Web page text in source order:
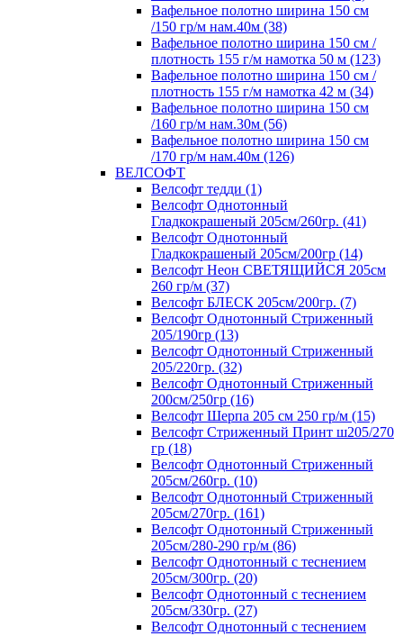
Вафельное полотно ширина 150 см
/150 гр/м нам.40м (38)
Вафельное полотно ширина 150 см /
плотность 155 г/м намотка 50 м (123)
Вафельное полотно ширина 150 см /
плотность 155 г/м намотка 42 м (34)
Вафельное полотно ширина 150 см
/160 гр/м нам.30м (56)
Вафельное полотно ширина 150 см
/170 гр/м нам.40м (126)
ВЕЛСОФТ
Велсофт тедди (1)
Велсофт Однотонный
Гладкокрашеный 205см/260гр. (41)
Велсофт Однотонный
Гладкокрашеный 205см/200гр (14)
Велсофт Неон СВЕТЯЩИЙСЯ 205см
260 гр/м (37)
Велсофт БЛЕСК 205см/200гр. (7)
Велсофт Однотонный Стриженный
205/190гр (13)
Велсофт Однотонный Стриженный
205/220гр. (32)
Велсофт Однотонный Стриженный
200см/250гр (16)
Велсофт Шерпа 205 см 250 гр/м (15)
Велсофт Стриженный Принт ш205/270
гр (18)
Велсофт Однотонный Стриженный
205см/260гр. (10)
Велсофт Однотонный Стриженный
205см/270гр. (161)
Велсофт Однотонный Стриженный
205см/280-290 гр/м (86)
Велсофт Однотонный с теснением
205см/300гр. (20)
Велсофт Однотонный с теснением
205см/330гр. (27)
Велсофт Однотонный с теснением